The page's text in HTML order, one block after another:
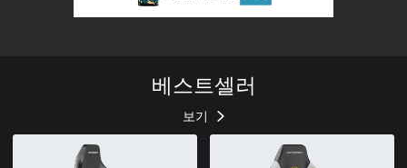
베스트셀러
보기